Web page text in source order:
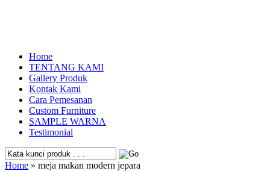
Home
TENTANG KAMI
Gallery Produk
Kontak Kami
Cara Pemesanan
Custom Furniture
SAMPLE WARNA
Testimonial
Home » meja makan modern jepara